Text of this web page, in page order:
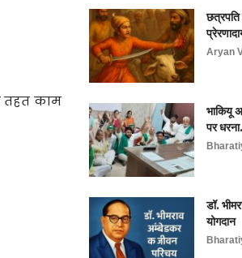
तहत काम
छत्रपति
Aryan
भाकियू
पर
डॉ.
योगदान